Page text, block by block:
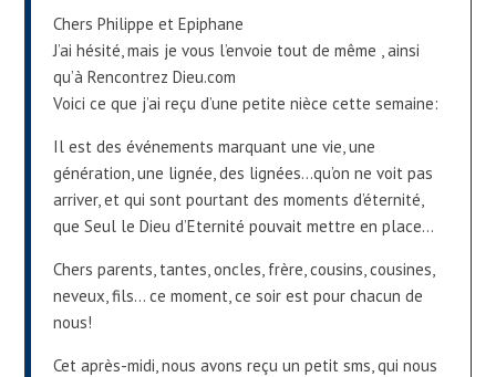
Chers Philippe et Epiphane
J’ai hésité, mais je vous l’envoie tout de même , ainsi
qu’à Rencontrez Dieu.com
Voici ce que j’ai reçu d’une petite nièce cette semaine:
Il est des événements marquant une vie, une
génération, une lignée, des lignées…qu’on ne voit pas
arriver, et qui sont pourtant des moments d’éternité,
que Seul le Dieu d’Eternité pouvait mettre en place…
Chers parents, tantes, oncles, frère, cousins, cousines,
neveux, fils… ce moment, ce soir est pour chacun de
nous!
Cet après-midi, nous avons reçu un petit sms, qui nous